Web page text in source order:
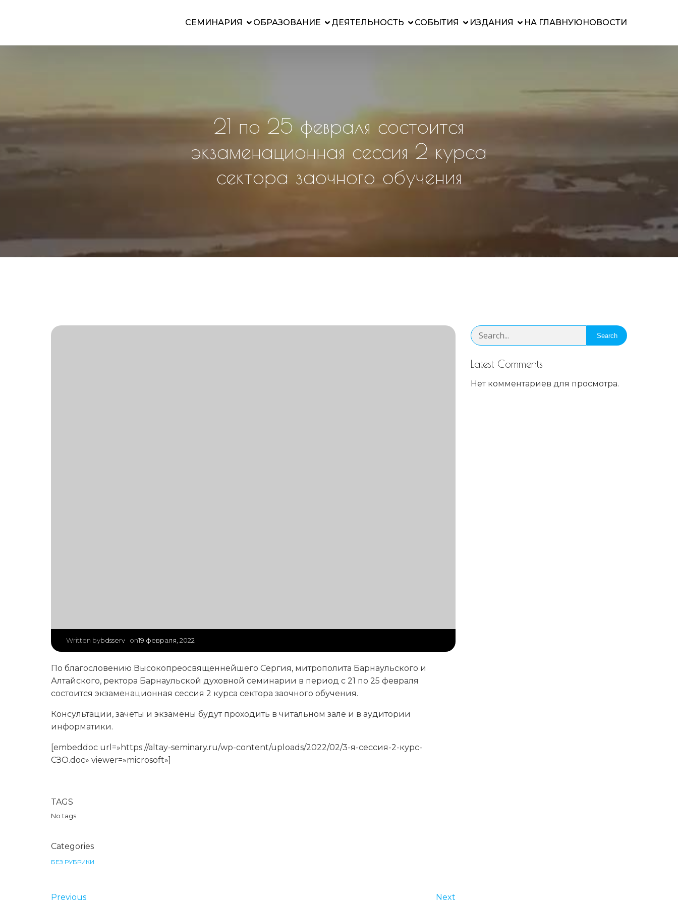
СЕМИНАРИЯ ОБРАЗОВАНИЕ ДЕЯТЕЛЬНОСТЬ СОБЫТИЯ ИЗДАНИЯ НА ГЛАВНУЮНОВОСТИ
21 по 25 февраля состоится
экзаменационная сессия 2 курса
сектора заочного обучения
Written bybdsserv on19 февраля, 2022
По благословению Высокопреосвященнейшего Сергия, митрополита Барнаульского и
Алтайского, ректора Барнаульской духовной семинарии в период с 21 по 25 февраля
состоится экзаменационная сессия 2 курса сектора заочного обучения.
Консультации, зачеты и экзамены будут проходить в читальном зале и в аудитории
информатики.
[embeddoc url=»https://altay-seminary.ru/wp-content/uploads/2022/02/3-я-сессия-2-курс-
СЗО.doc» viewer=»microsoft»]
TAGS
No tags
Categories
БЕЗ РУБРИКИ
Previous Next
Search
Latest Comments
Нет комментариев для просмотра.